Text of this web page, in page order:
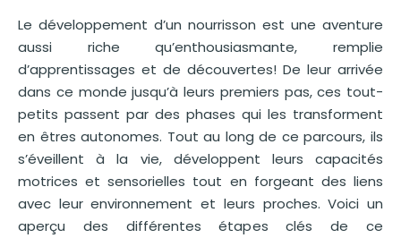
Le développement d’un nourrisson est une aventure
aussi riche qu’enthousiasmante, remplie
d’apprentissages et de découvertes! De leur arrivée
dans ce monde jusqu’à leurs premiers pas, ces tout-
petits passent par des phases qui les transforment
en êtres autonomes. Tout au long de ce parcours, ils
s’éveillent à la vie, développent leurs capacités
motrices et sensorielles tout en forgeant des liens
avec leur environnement et leurs proches. Voici un
aperçu des différentes étapes clés de ce